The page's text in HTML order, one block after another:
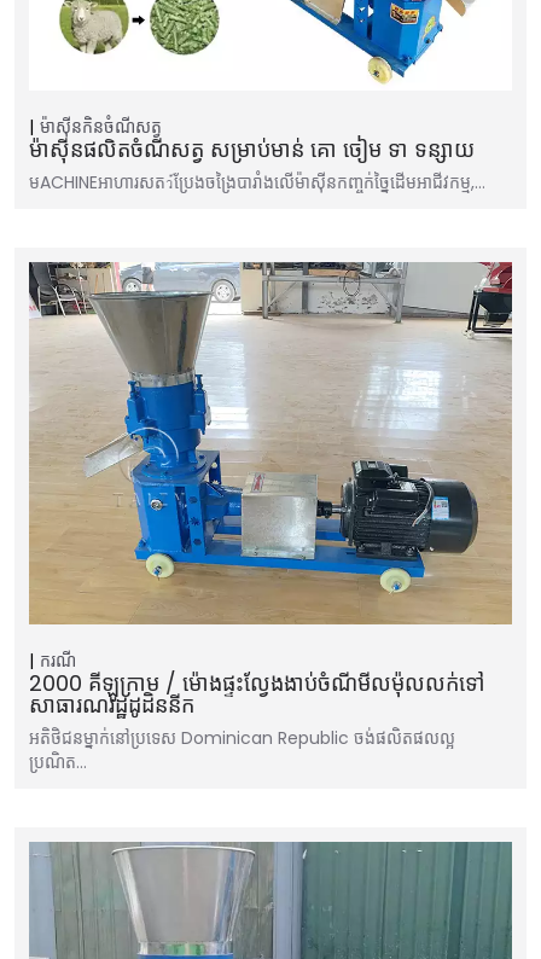
ម៉ាស៊ីនកិនចំណីសត្វ
ម៉ាស៊ីនផលិតចំណីសត្វ សម្រាប់មាន់ គោ ចៀម ទា ទន្សាយ
មACHINEអាហារសតว์ប្រែងចង្រៃបារាំងលើម៉ាស៊ីនកញ្ចក់ច្នៃដើមអាជីវកម្ម,…
ករណី
2000 គីឡូក្រាម / ម៉ោងផ្ទះល្វែងងាប់ចំណីមីលម៉ុលលក់ទៅ
សាធារណរដ្ឋដូដិននីក
អតិថិជនម្នាក់នៅប្រទេស Dominican Republic ចង់ផលិតផលល្អ​
ប្រណិត…